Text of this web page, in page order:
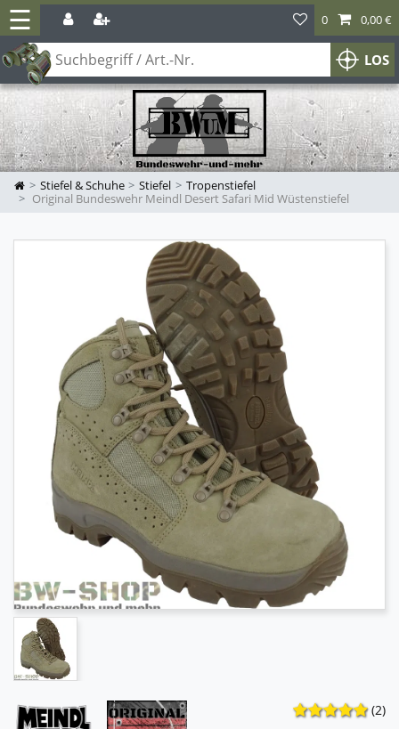
☰
LOS
0 0,00 €
Stiefel & Schuhe Stiefel
Tropenstiefel
Original Bundeswehr Meindl Desert Safari Mid Wüstenstiefel
(2)